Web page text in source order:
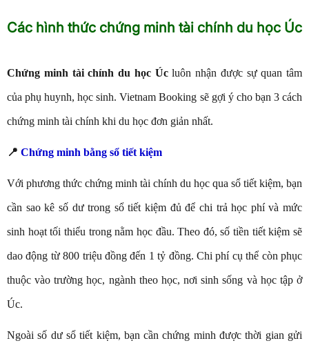
Các hình thức chứng minh tài chính du học Úc
Chứng minh tài chính du học Úcluôn nhận được sự quan tâm
của phụ huynh, học sinh. Vietnam Booking sẽ gợi ý cho bạn 3 cách
chứng minh tài chính khi du học đơn giản nhất.
📍 Chứng minh bằng sổ tiết kiệm
Với phương thức chứng minh tài chính du học qua sổ tiết kiệm, bạn
cần sao kê số dư trong sổ tiết kiệm đủ để chi trả học phí và mức
sinh hoạt tối thiểu trong nằm học đầu. Theo đó, số tiền tiết kiệm sẽ
dao động từ 800 triệu đồng đến 1 tỷ đồng. Chi phí cụ thể còn phục
thuộc vào trường học, ngành theo học, nơi sinh sống và học tập ở
Úc.
Ngoài số dư sổ tiết kiệm, bạn cần chứng minh được thời gian gửi